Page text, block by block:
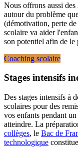
Nous offrons aussi
autour du problème
(démotivation, perte
scolaire va aider
son potentiel afin de le
Coaching scolaire
Stages intensifs
Des stages intensifs à
scolaires pour des
vos enfants pendant
atteindre. La
collèges, le Bac de
technologique